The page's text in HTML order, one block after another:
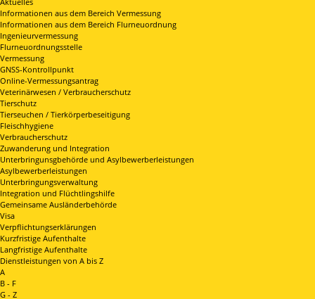
Informationen aus dem Bereich Vermessung
Informationen aus dem Bereich Flurneuordnung
Ingenieurvermessung
Flurneuordnungsstelle
Vermessung
GNSS-Kontrollpunkt
Online-Vermessungsantrag
Veterinärwesen / Verbraucherschutz
Tierschutz
Tierseuchen / Tierkörperbeseitigung
Fleischhygiene
Verbraucherschutz
Zuwanderung und Integration
Unterbringunsgbehörde und Asylbewerberleistungen
Asylbewerberleistungen
Unterbringungsverwaltung
Integration und Flüchtlingshilfe
Gemeinsame Ausländerbehörde
Visa
Verpflichtungserklärungen
Kurzfristige Aufenthalte
Langfristige Aufenthalte
Dienstleistungen von A bis Z
A
B - F
G - Z